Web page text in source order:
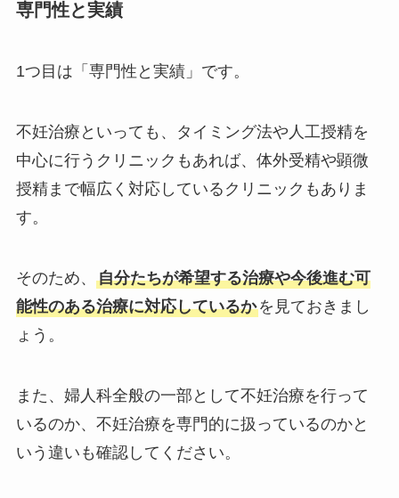
専門性と実績
1つ目は「専門性と実績」です。
不妊治療といっても、タイミング法や人工授精を
中心に行うクリニックもあれば、体外受精や顕微
授精まで幅広く対応しているクリニックもありま
す。
そのため、 自分たちが希望する治療や今後進む可
能性のある治療に対応しているかを見ておきまし
ょう。
また、婦人科全般の一部として不妊治療を行って
いるのか、不妊治療を専門的に扱っているのかと
いう違いも確認してください。